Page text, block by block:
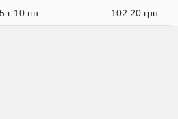
г 10 шт 102.20 грн